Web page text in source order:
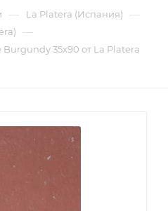
— La Platera (Испания) —
—
35x90 от La Platera